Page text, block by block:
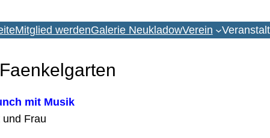
Mitglied werdenGalerie NeukladowVerein
und Frau